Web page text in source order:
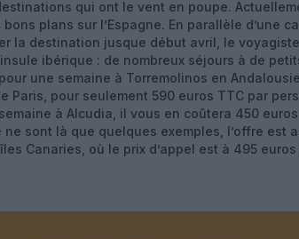
qui ont le vent en poupe.
plans sur l’Espagne. En parallèle d’une
la destination jusque début avril, le
ibérique : de nombreux séjours à de
une semaine à Torremolinos en Andalousie
Paris, pour seulement 590 euros TTC par
à Alcudia, il vous en coûtera 450
ne sont là que quelques exemples, l’offre est
Canaries, où le prix d’appel est à 495 euros